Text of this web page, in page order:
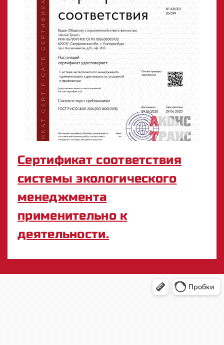
Сертификат соответствия
системы экологического
менеджмента
применительно к
деятельности.